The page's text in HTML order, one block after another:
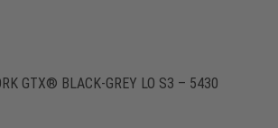
GTX® BLACK-GREY LO S3 – 5430